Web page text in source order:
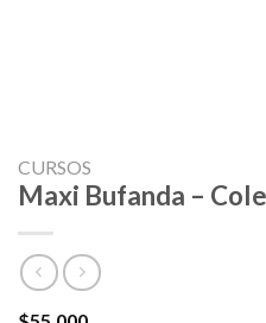
CURSOS
Maxi Bufanda –